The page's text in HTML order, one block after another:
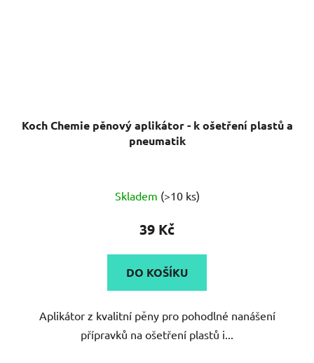
Koch Chemie pěnový aplikátor - k ošetření plastů a
pneumatik
hodnocení
produktu
5,0
z
hvězdiček.
Skladem (>10 ks)
39 Kč
DO KOŠÍKU
Aplikátor z kvalitní pěny pro pohodlné nanášení
přípravků na ošetření plastů i...